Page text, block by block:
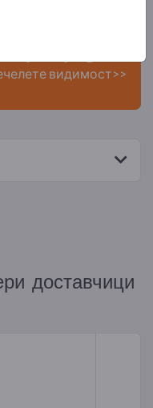
компания
видимост>>
доставчици